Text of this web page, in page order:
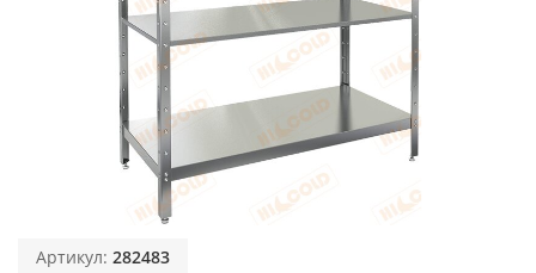
Артикул: 282483